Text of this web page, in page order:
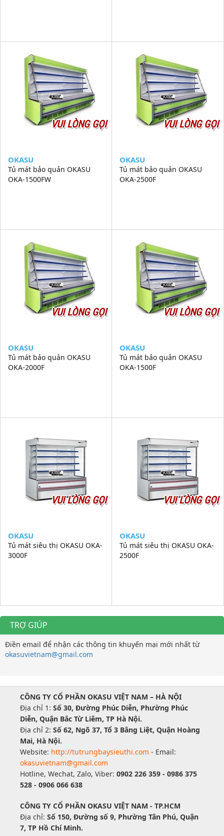
VUI LÒNG GỌI
OKASU
Tủ mát bảo quản OKASU
OKA-1500FW
VUI LÒNG GỌI
OKASU
Tủ mát bảo quản OKASU
OKA-2500F
VUI LÒNG GỌI
OKASU
Tủ mát bảo quản OKASU
OKA-2000F
VUI LÒNG GỌI
OKASU
Tủ mát bảo quản OKASU
OKA-1500F
VUI LÒNG GỌI
OKASU
Tủ mát siêu thị OKASU OKA-
3000F
VUI LÒNG GỌI
OKASU
Tủ mát siêu thị OKASU OKA-
2500F
TRỢ GIÚP
Điền email để nhận các thông tin khuyến mại mới nhất từ
okasuvietnam@gmail.com
CÔNG TY CỔ PHẦN OKASU VIỆT NAM – HÀ NỘI
Địa chỉ 1: Số 30, Đường Phúc Diễn, Phường Phúc
Diễn, Quận Bắc Từ Liêm, TP Hà Nội.
Địa chỉ 2: Số 62, Ngõ 37, Tổ 3 Bằng Liệt, Quận Hoàng
Mai, Hà Nội.
Website: http://tutrungbaysieuthi.com - Email:
okasuvietnam@gmail.com
Hotline, Wechat, Zalo, Viber: 0902 226 359 - 0986 375
528 - 0906 066 638
CÔNG TY CỔ PHẦN OKASU VIỆT NAM - TP.HCM
Địa chỉ: Số 150, Đường số 9, Phường Tân Phú, Quận
7, TP Hồ Chí Minh.